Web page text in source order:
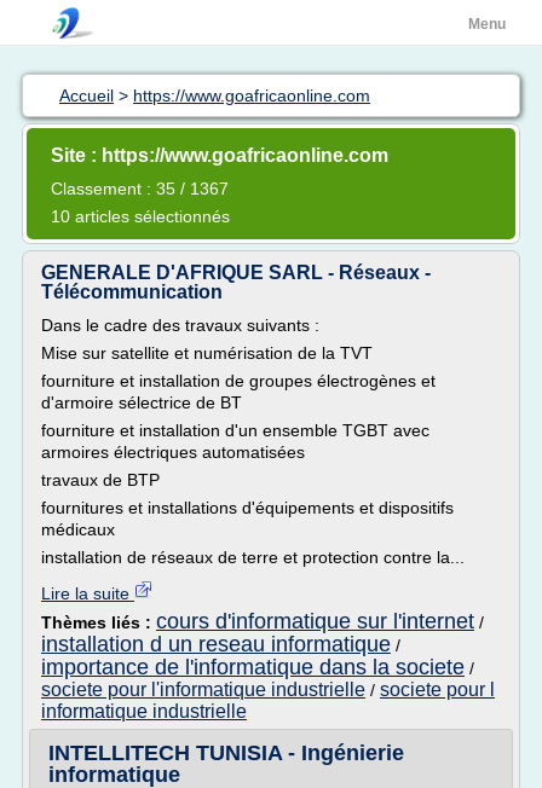
Menu
Accueil > https://www.goafricaonline.com
Site : https://www.goafricaonline.com
Classement : 35 / 1367
10 articles sélectionnés
GENERALE D'AFRIQUE SARL - Réseaux -
Télécommunication
Dans le cadre des travaux suivants :
Mise sur satellite et numérisation de la TVT
fourniture et installation de groupes électrogènes et
d'armoire sélectrice de BT
fourniture et installation d'un ensemble TGBT avec
armoires électriques automatisées
travaux de BTP
fournitures et installations d'équipements et dispositifs
médicaux
installation de réseaux de terre et protection contre la...
Lire la suite
Thèmes liés : cours d'informatique sur l'internet /
installation d un reseau informatique /
importance de l'informatique dans la societe /
societe pour l'informatique industrielle / societe pour l
informatique industrielle
INTELLITECH TUNISIA - Ingénierie
informatique